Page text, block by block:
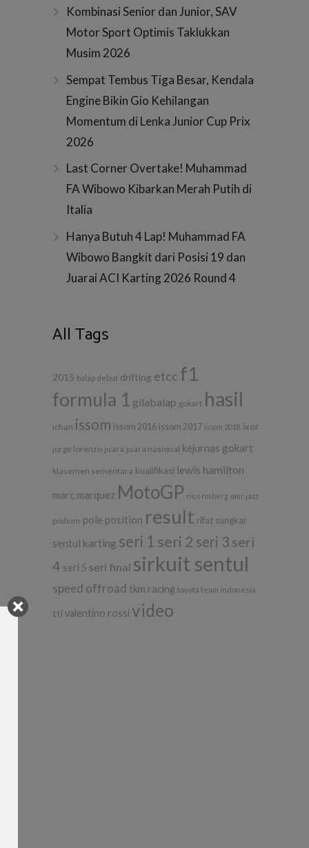
Kombinasi Senior dan Junior, SAV
Motor Sport Optimis Taklukkan
Musim 2026
Sempat Tembus Tiga Besar, Kendala
Engine Bikin Gio Kehilangan
Momentum di Lenka Junior Cup Prix
2026
Last Corner Overtake! Muhammad
FA Wibowo Kibarkan Merah Putih di
Italia
Hanya Butuh 4 Lap! Muhammad FA
Wibowo Bangkit dari Posisi 19 dan
Juarai ACI Karting 2026 Round 4
All Tags
2015 balap debut drifting etcc f1
formula 1 gilabalap gokart hasil
ichan issom issom 2016 issom 2017 issom 2018 ixor
jorge lorenzo juara juara nasional kejurnas gokart
klasemen sementara kualifikasi lewis hamilton
marc marquez MotoGP nico rosberg omr jazz
podium pole position result rifat sungkar
sentul karting seri 1 seri 2 seri 3 seri
4 seri 5 seri final sirkuit sentul
speed offroad tkm racing toyota team indonesia
tti valentino rossi video